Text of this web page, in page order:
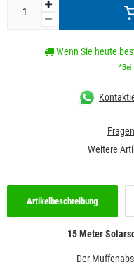
Wenn Sie heute
*Bei
Weitere
Artikelbeschreibung
15 Meter
Der